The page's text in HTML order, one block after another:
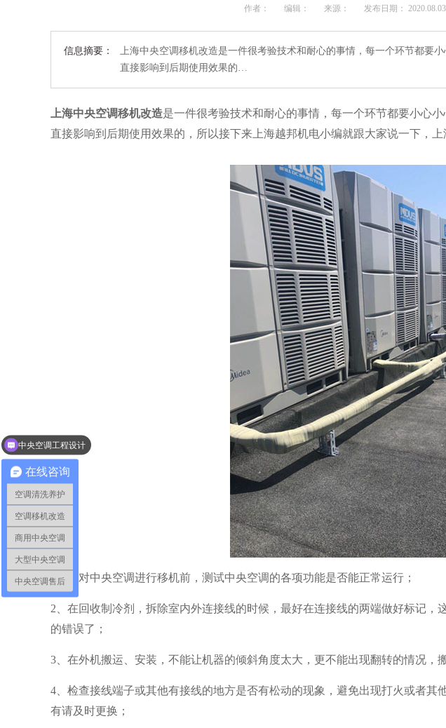
作者： 编辑： 来源： 发布日期： 2020.08.03
信息摘要：
上海中央空调移机改造是一件很考验技术和耐心的事情，每一个环节都要
直接影响到后期使用效果的…
上海中央空调移机改造是一件很考验技术和耐心的事情，每一个环节都要小心
直接影响到后期使用效果的，所以接下来上海越邦机电小编就跟大家说一下，
1、在对中央空调进行移机前，测试中央空调的各项功能是否能正常运行；
2、在回收制冷剂，拆除室内外连接线的时候，最好在连接线的两端做好标记
的错误了；
3、在外机搬运、安装，不能让机器的倾斜角度太大，更不能出现翻转的情况，
4、检查接线端子或其他有接线的地方是否有松动的现象，避免出现打火或者其
有请及时更换；
在线咨询
空调清洗养护
空调移机改造
商用中央空调
大型中央空调
中央空调售后
中央空调工程设计